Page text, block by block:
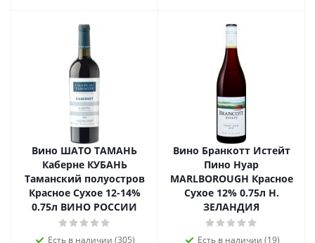
Вино ШАТО ТАМАНЬ
Каберне КУБАНЬ
Таманский полуостров
Красное Сухое 12-14%
0.75л ВИНО РОССИИ
Есть в наличии (305)
Вино Бранкотт Истейт
Пино Нуар
MARLBOROUGH Красное
Сухое 12% 0.75л Н.
ЗЕЛАНДИЯ
Есть в наличии (19)